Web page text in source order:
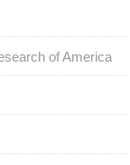
of America